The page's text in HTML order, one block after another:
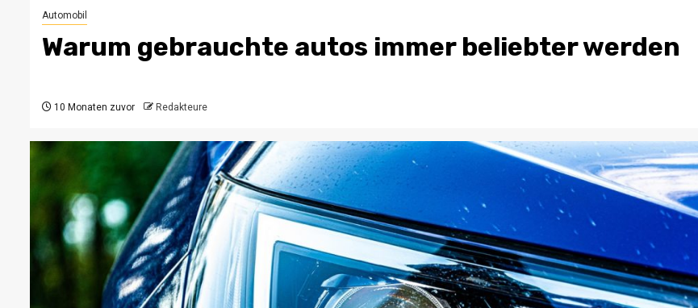
Automobil
Warum gebrauchte autos immer beliebter werden
10 Monaten zuvor Redakteure